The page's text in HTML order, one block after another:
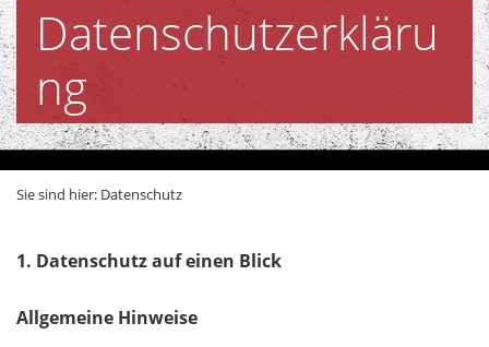
Datenschutzerkläru
ng
Sie sind hier: Datenschutz
1. Datenschutz auf einen Blick
Allgemeine Hinweise